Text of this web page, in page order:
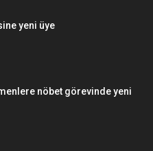
yeni üye
nöbet görevinde yeni